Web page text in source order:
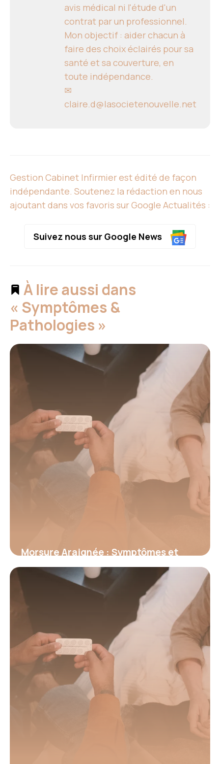
avis médical ni l'étude d'un
contrat par un professionnel.
Mon objectif : aider chacun à
faire des choix éclairés pour sa
santé et sa couverture, en
toute indépendance.
✉
claire.d@lasocietenouvelle.net
Gestion Cabinet Infirmier est édité de façon
indépendante. Soutenez la rédaction en nous
ajoutant dans vos favoris sur Google Actualités :
Suivez nous sur Google News
À lire aussi dans
« Symptômes &
Pathologies »
Morsure Araignée : Symptômes et
Premiers Secours